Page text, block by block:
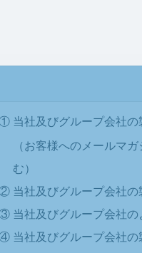
当社及びグループ会社
（お客様へのメールマ
む）
当社及びグループ会社
当社及びグループ会社
当社及びグループ会社